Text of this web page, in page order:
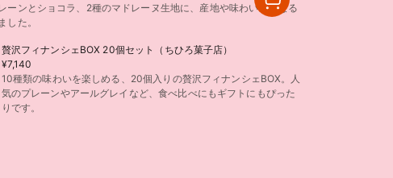
ーンとショコラ、2種のマドレーヌ生地に、産地や味わいの異なる
した。
贅沢フィナンシェBOX 20個セット（ちひろ菓子店）
¥7,140
10種類の味わいを楽しめる、20個入りの贅沢フィナンシェBOX。人
気のプレーンやアールグレイなど、食べ比べにもギフトにもぴった
りです。